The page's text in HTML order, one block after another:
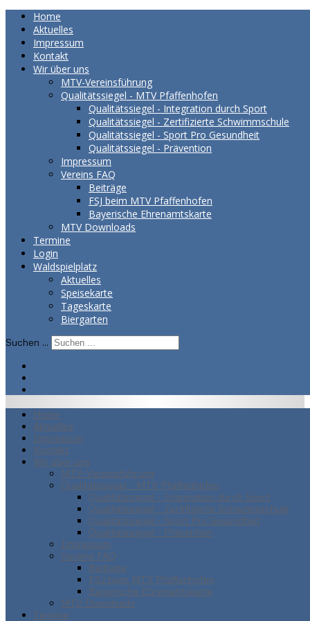
Home
Aktuelles
Impressum
Kontakt
Wir über uns
MTV-Vereinsführung
Qualitätssiegel - MTV Pfaffenhofen
Qualitätssiegel - Integration durch Sport
Qualitätssiegel - Zertifizierte Schwimmschule
Qualitätssiegel - Sport Pro Gesundheit
Qualitätssiegel - Prävention
Impressum
Vereins FAQ
Beiträge
FSJ beim MTV Pfaffenhofen
Bayerische Ehrenamtskarte
MTV Downloads
Termine
Login
Waldspielplatz
Aktuelles
Speisekarte
Tageskarte
Biergarten
Suchen ...
Home
Aktuelles
Impressum
Kontakt
Wir über uns
MTV-Vereinsführung
Qualitätssiegel - MTV Pfaffenhofen
Qualitätssiegel - Integration durch Sport
Qualitätssiegel - Zertifizierte Schwimmschule
Qualitätssiegel - Sport Pro Gesundheit
Qualitätssiegel - Prävention
Impressum
Vereins FAQ
Beiträge
FSJ beim MTV Pfaffenhofen
Bayerische Ehrenamtskarte
MTV Downloads
Termine